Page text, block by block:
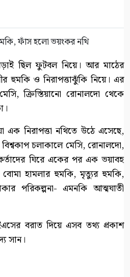
ছিল ফুটবল নিয়ে। আর মাঠের
হুমকি ও নিরাপত্তাঝুঁকি নিয়ে। এর
ক্রিস্তিয়ানো রোনালদো থেকে
এক নিরাপত্তা নথিতে উঠে এসেছে,
চলাকালে মেসি, রোনালদো,
ঘিরে একের পর এক ভয়াবহ
বোমা হামলার হুমকি, মৃত্যুর হুমকি,
পরিকল্পনা- এমনকি আত্মঘাতী
বরাত দিয়ে এসব তথ্য প্রকাশ
সান।